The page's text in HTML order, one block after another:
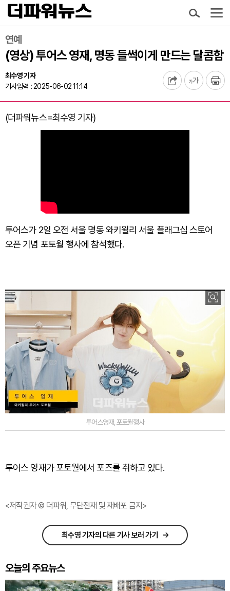
연예
(영상) 투어스 영재, 명동 들썩이게 만드는 달콤함
최수영 기자
기사입력 : 2025-06-02 11:14
(더파워뉴스=최수영 기자)
투어스가 2일 오전 서울 명동 와키윌리 서울 플래그십 스토어
오픈 기념 포토월 행사에 참석했다.
투어스영재,포토월행사
투어스 영재가 포토월에서 포즈를 취하고 있다.
<저작권자 © 더파워, 무단전재 및 재배포 금지>
최수영 기자의 다른 기사 보러 가기
오늘의 주요뉴스